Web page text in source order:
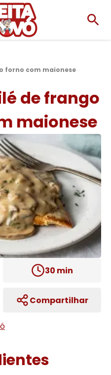
forno com maionese
de frango
maionese
30 min
Compartilhar